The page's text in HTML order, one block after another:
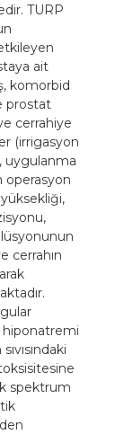
TURP
ait
komorbid
prostat
cerrahiye
(irrigasyon
uygulanma
operasyon
cerrahın
spektrum